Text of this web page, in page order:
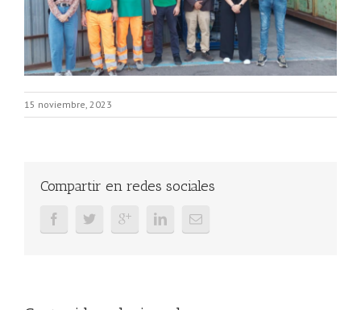
15 noviembre, 2023
Compartir en redes sociales